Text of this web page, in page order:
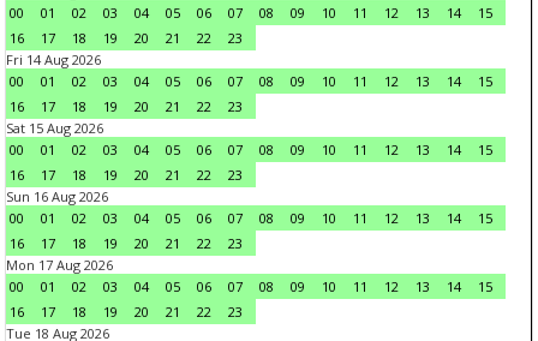
00
01 02 03 04 05 06 07 08 09 10 11 12 13 14
15
16
17 18 19 20 21 22
23
Fri 14 Aug 2026
00
01 02 03 04 05 06 07 08 09 10 11 12 13 14
15
16
17 18 19 20 21 22
23
Sat 15 Aug 2026
00
01 02 03 04 05 06 07 08 09 10 11 12 13 14
15
16
17 18 19 20 21 22
23
Sun 16 Aug 2026
00
01 02 03 04 05 06 07 08 09 10 11 12 13 14
15
16
17 18 19 20 21 22
23
Mon 17 Aug 2026
00
01 02 03 04 05 06 07 08 09 10 11 12 13 14
15
16
17 18 19 20 21 22
23
Tue 18 Aug 2026